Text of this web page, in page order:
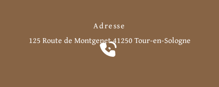
Adresse
125 Route de Montgenet41250 Tour-en-Sologne